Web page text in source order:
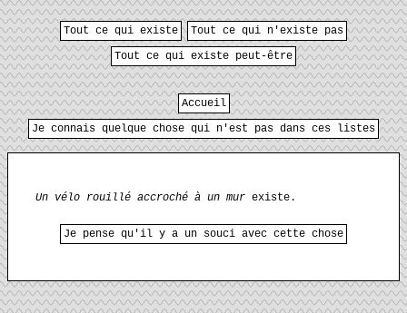
Tout ce qui existe
Tout ce qui n'existe pas
Tout ce qui existe peut-être
Accueil
Je connais quelque chose qui n'est pas dans ces listes
Un vélo rouillé accroché à un mur existe.